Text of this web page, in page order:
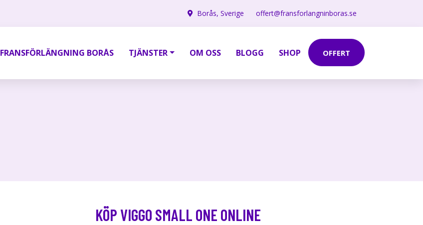
Borås, Sverige offert@fransforlangninboras.se
FRANSFÖRLÄNGNING BORÅS TJÄNSTER OM OSS BLOGG SHOP OFFERT
KÖP VIGGO SMALL ONE ONLINE